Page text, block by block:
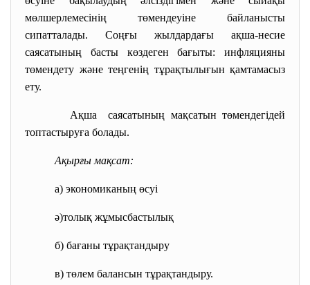
мөлшерлемесінің төмендеуіне байланысты
сипатталады. Соңғы жылдардағы ақша-несие
саясатының басты көздеген бағыты: инфляцияны
төмендету және теңгенің тұрақтылығын қамтамасыз
ету.
Ақша саясатының мақсатын төмендегідей
топтастыруға болады.
Ақырғы мақсат:
а) экономиканың өсуі
ә)толық жұмысбастылық
б) бағаны тұрақтандыру
в) төлем балансын тұрақтандыру.